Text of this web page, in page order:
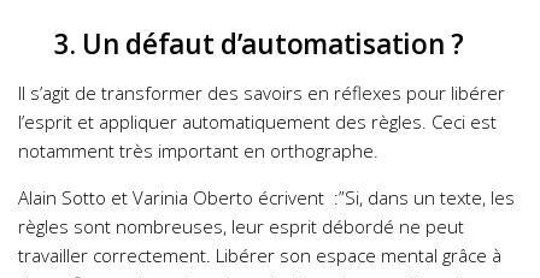
3. Un défaut d’automatisation ?
Il s’agit de transformer des savoirs en réflexes pour libérer
l’esprit et appliquer automatiquement des règles. Ceci est
notamment très important en orthographe.
Alain Sotto et Varinia Oberto écrivent :”Si, dans un texte, les
règles sont nombreuses, leur esprit débordé ne peut
travailler correctement. Libérer son espace mental grâce à